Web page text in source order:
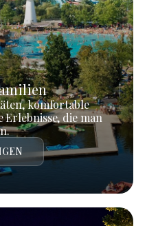
komfortable
die man